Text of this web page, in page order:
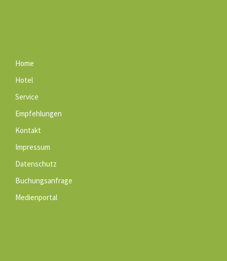
Home
Hotel
Service
Empfehlungen
Kontakt
Impressum
Datenschutz
Buchungsanfrage
Medienportal